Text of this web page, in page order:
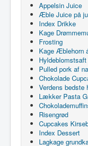
Appelsin Juice
Æble Juice på
Index Drikke
Kage
Frosting
Kage Æblehorn
Pulled pork af
Chokolade
Verdens bedste
Lækker Pasta
Risengrød
Cupcakes
Index Dessert
Lagkage